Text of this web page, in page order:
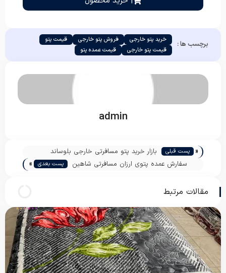
برچسب ها : خرید پتو خارجی فروش پتو خارجی
قیمت پتو
قیمت پتو خارجی
قیمت عمده پتو
admin
« پست قبلی
بازار خرید پتو مسافرتی خارجی بلوساند
سفارش عمده پتوی ارزان مسافرتی شاهین
پست بعدی »
مقالات مرتبط